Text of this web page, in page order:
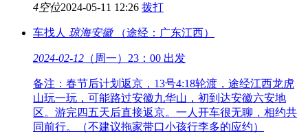
4空位2024-05-11 12:26 拨打
车找人 琼海安徽 （途经：广东江西）
2024-02-12 （周一）23：00 出发
备注：春节后计划返京，13号4:18轮渡，途经江西龙虎
山玩一玩，可能路过安徽九华山，初到达安徽六安地
区。游完四五天后直接返京。一人开车很无聊，相约共
同前行。（不建议拖家带口小孩行李多的应约）